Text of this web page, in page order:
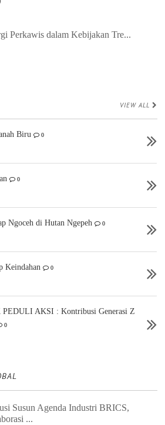
Perkawis dalam Kebijakan Tre...
VIEW ALL
Biru 0
0
Ngoceh di Hutan Ngepeh 0
Keindahan 0
PEDULI AKSI : Kontribusi Generasi Z
0
Susun Agenda Industri BRICS,
...